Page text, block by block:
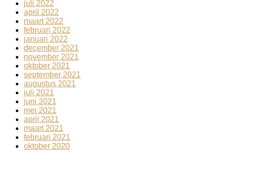
juli 2022
april 2022
maart 2022
februari 2022
januari 2022
december 2021
november 2021
oktober 2021
september 2021
augustus 2021
juli 2021
juni 2021
mei 2021
april 2021
maart 2021
februari 2021
oktober 2020